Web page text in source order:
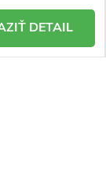
DETAIL